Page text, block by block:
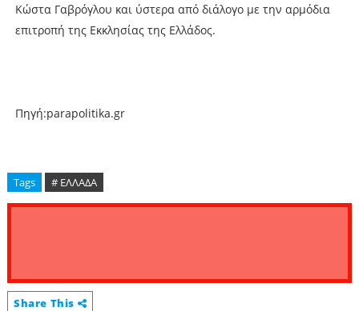
Κώστα Γαβρόγλου και ύστερα από διάλογο με την αρμόδια
επιτροπή της Εκκλησίας της Ελλάδος.
Πηγή:parapolitika.gr
Tags # ΕΛΛΑΔΑ
Share This